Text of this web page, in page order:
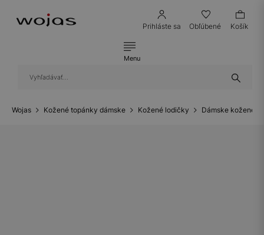
Prihláste sa Obľúbené Košík
Menu
Wojas Kožené topánky dámske Kožené lodičky Dámske kožené